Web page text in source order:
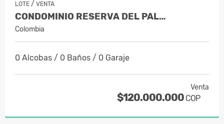
LOTE / VENTA
CONDOMINIO RESERVA DEL PAL…
Colombia
0 Alcobas / 0 Baños / 0 Garaje
Venta
$120.000.000 COP